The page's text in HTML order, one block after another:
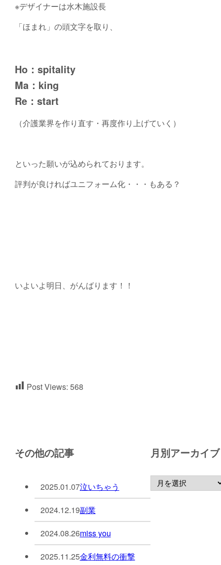
※デザイナーは水木施設長
「ほまれ」の頭文字を取り、
Ho：spitality
Ma：king
Re：start
（介護業界を作り直す・再度作り上げていく）
といった願いが込められております。
評判が良ければユニフォーム化・・・もある？
いよいよ明日、がんばります！！
Post Views: 568
その他の記事
2025.01.07泣いちゃう
2024.12.19副業
2024.08.26miss you
2025.11.25金利無料の衝撃
月別アーカイブ